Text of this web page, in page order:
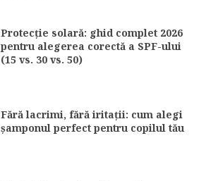
Protecție solară: ghid complet 2026
pentru alegerea corectă a SPF-ului
(15 vs. 30 vs. 50)
Fără lacrimi, fără iritații: cum alegi
șamponul perfect pentru copilul tău